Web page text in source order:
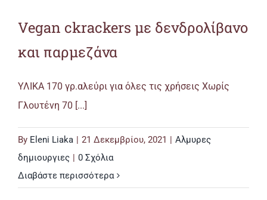
Vegan ckrackers με δενδρολίβανο
και παρμεζάνα
ΥΛΙΚΑ 170 γρ.αλεύρι για όλες τις χρήσεις Χωρίς
Γλουτένη 70 [...]
By Eleni Liaka | 21 Δεκεμβρίου, 2021 | Αλμυρες
δημιουργιες | 0 Σχόλια
Διαβάστε περισσότερα